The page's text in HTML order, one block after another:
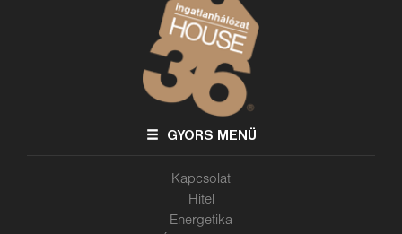
GYORS MENÜ
Kapcsolat
Hitel
Energetika